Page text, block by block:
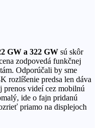
GW a 322 GW sú skôr
zodpovedá funkčnej
Odporúčali by sme
rozlíšenie predsa len dáva
prenos videí cez mobilnú
ide o fajn pridanú
priamo na displejoch